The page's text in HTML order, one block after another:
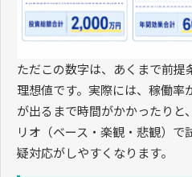
ただこの数字は、あくまで前提
理想値です。実際には、稼働率
が出るまで時間がかかったりと
リオ（ベース・楽観・悲観）
疑対応がしやすくなります。